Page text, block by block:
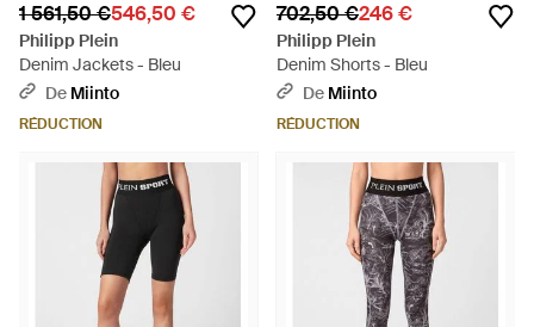
1 561,50 €546,50 €
Philipp Plein
Denim Jackets - Bleu
De Miinto
RÉDUCTION
702,50 €246 €
Philipp Plein
Denim Shorts - Bleu
De Miinto
RÉDUCTION